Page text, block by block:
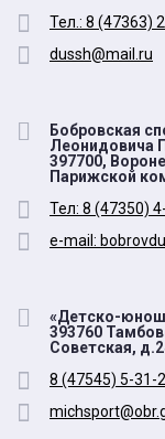
Тел.: 8 (47363)
dussh@mail.ru
Бобровская
Леонидовича
397700,
Парижской
Тел: 8 (47350)
e-mаil:
«Детско-
393760
Советская,
8 (47545) 5-31-